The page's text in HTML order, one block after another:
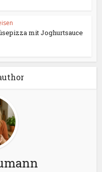
mit Joghurtsauce